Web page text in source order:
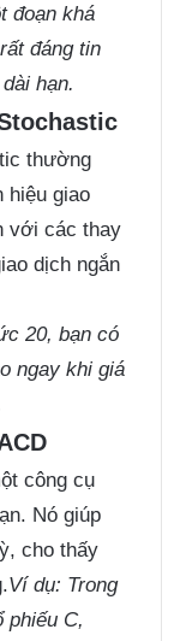
đoạn khá
đáng tin
hạn.
thường
hiệu giao
với các thay
dịch ngắn
20, bạn có
ngay khi giá
công cụ
Nó giúp
cho thấy
Ví dụ: Trong
phiếu C,